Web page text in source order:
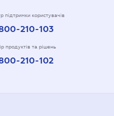
підтримки користувачів
210-103
продуктів та рішень
210-102